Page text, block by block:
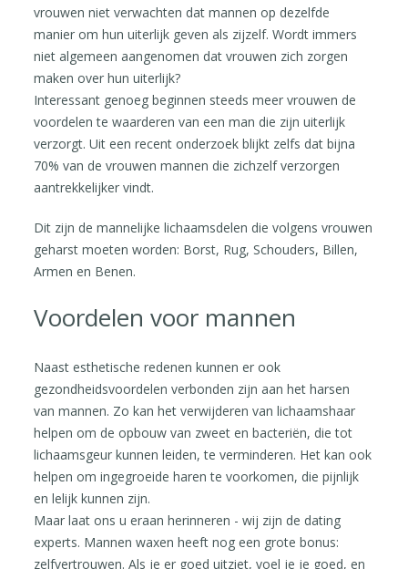
vrouwen niet verwachten dat mannen op dezelfde
manier om hun uiterlijk geven als zijzelf. Wordt immers
niet algemeen aangenomen dat vrouwen zich zorgen
maken over hun uiterlijk?
Interessant genoeg beginnen steeds meer vrouwen de
voordelen te waarderen van een man die zijn uiterlijk
verzorgt. Uit een recent onderzoek blijkt zelfs dat bijna
70% van de vrouwen mannen die zichzelf verzorgen
aantrekkelijker vindt.
Dit zijn de mannelijke lichaamsdelen die volgens vrouwen
geharst moeten worden: Borst, Rug, Schouders, Billen,
Armen en Benen.
Voordelen voor mannen
Naast esthetische redenen kunnen er ook
gezondheidsvoordelen verbonden zijn aan het harsen
van mannen. Zo kan het verwijderen van lichaamshaar
helpen om de opbouw van zweet en bacteriën, die tot
lichaamsgeur kunnen leiden, te verminderen. Het kan ook
helpen om ingegroeide haren te voorkomen, die pijnlijk
en lelijk kunnen zijn.
Maar laat ons u eraan herinneren - wij zijn de dating
experts. Mannen waxen heeft nog een grote bonus:
zelfvertrouwen. Als je er goed uitziet, voel je je goed, en